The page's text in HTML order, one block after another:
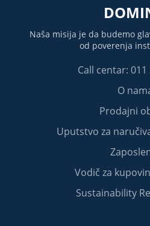
Naša misija je da budemo
od poverenja
Call centar: 011
O
Prodajni
Uputstvo za
Vodič za
Sustainability